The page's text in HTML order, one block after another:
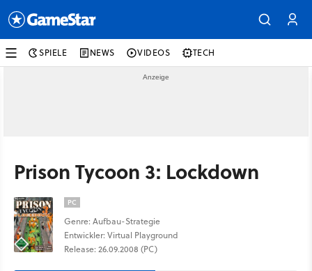
SPIELE NEWS VIDEOS TECH
Prison Tycoon 3: Lockdown
PC
Genre: Aufbau-Strategie
Entwickler: Virtual Playground
Release: 26.09.2008 (PC)